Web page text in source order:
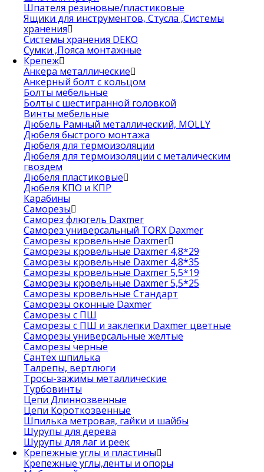
Шпателя резиновые/пластиковые
Ящики для инструментов, Стусла ,Системы
хранения
Системы хранения DEKO
Сумки ,Пояса монтажные
Крепеж
Анкера металлические
Анкерный болт с кольцом
Болты мебельные
Болты с шестигранной головкой
Винты мебельные
Дюбель Рамный металлический, MOLLY
Дюбеля быстрого монтажа
Дюбеля для термоизоляции
Дюбеля для термоизоляции с металическим
гвоздем
Дюбеля пластиковые
Дюбеля КПО и КПР
Карабины
Саморезы
Саморез флюгель Daxmer
Саморез универсальный TORX Daxmer
Саморезы кровельные Daxmer
Саморезы кровельные Daxmer 4,8*29
Саморезы кровельные Daxmer 4,8*35
Саморезы кровельные Daxmer 5,5*19
Саморезы кровельные Daxmer 5,5*25
Саморезы кровельные Стандарт
Саморезы оконные Daxmer
Саморезы с ПШ
Саморезы с ПШ и заклепки Daxmer цветные
Саморезы универсальные желтые
Саморезы черные
Сантех шпилька
Талрепы, вертлюги
Тросы-зажимы металлические
Турбовинты
Цепи Длиннозвенные
Цепи Короткозвенные
Шпилька метровая, гайки и шайбы
Шурупы для дерева
Шурупы для лаг и реек
Крепежные углы и пластины
Крепежные углы,ленты и опоры